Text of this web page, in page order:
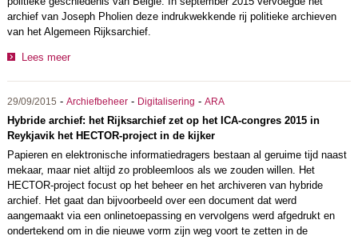
archief van Joseph Pholien deze indrukwekkende rij politieke archieven
van het Algemeen Rijksarchief.
Lees meer
29/09/2015 - Archiefbeheer- Digitalisering - ARA
Hybride archief: het Rijksarchief zet op het ICA-congres 2015 in
Reykjavik het HECTOR-project in de kijker
Papieren en elektronische informatiedragers bestaan al geruime tijd naast
mekaar, maar niet altijd zo probleemloos als we zouden willen. Het
HECTOR-project focust op het beheer en het archiveren van hybride
archief. Het gaat dan bijvoorbeeld over een document dat werd
aangemaakt via een onlinetoepassing en vervolgens werd afgedrukt en
ondertekend om in die nieuwe vorm zijn weg voort te zetten in de